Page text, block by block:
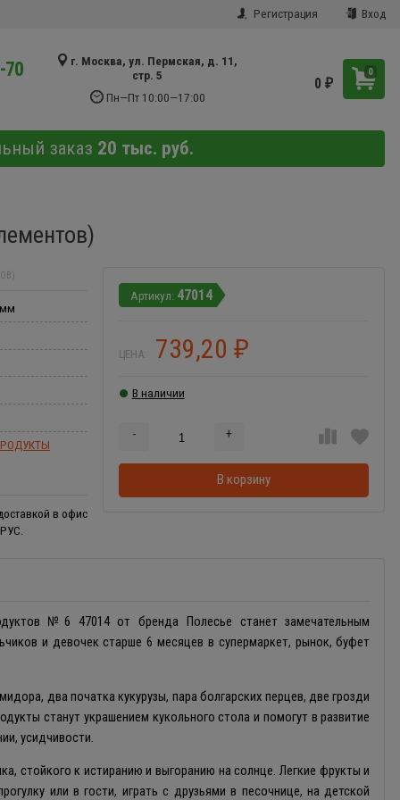
Регистрация Вход
70
г. Москва, ул. Пермская, д. 11,
стр. 5
Пн—Пт 10:00—17:00
0
0₽
заказ 20 тыс. руб.
47014
ЦЕНА: 739,20₽
В наличии
- +
В корзину
в офис
№6 47014 от бренда Полесье станет замечательным
и девочек старше 6 месяцев в супермаркет, рынок, буфет
два початка кукурузы, пара болгарских перцев, две грозди
станут украшением кукольного стола и помогут в развитие
усидчивости.
стойкого к истиранию и выгоранию на солнце. Легкие фрукты и
или в гости, играть с друзьями в песочнице, на детской